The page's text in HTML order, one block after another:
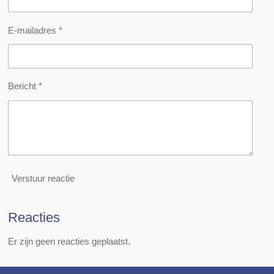
E-mailadres *
Bericht *
Verstuur reactie
Reacties
Er zijn geen reacties geplaatst.